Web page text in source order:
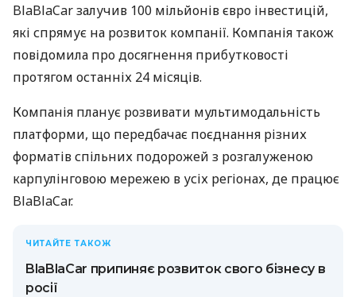
BlaBlaCar залучив 100 мільйонів євро інвестицій,
які спрямує на розвиток компанії. Компанія також
повідомила про досягнення прибутковості
протягом останніх 24 місяців.
Компанія планує розвивати мультимодальність
платформи, що передбачає поєднання різних
форматів спільних подорожей з розгалуженою
карпулінговою мережею в усіх регіонах, де працює
BlaBlaCar.
ЧИТАЙТЕ ТАКОЖ
BlaBlaCar припиняє розвиток свого бізнесу в
росії